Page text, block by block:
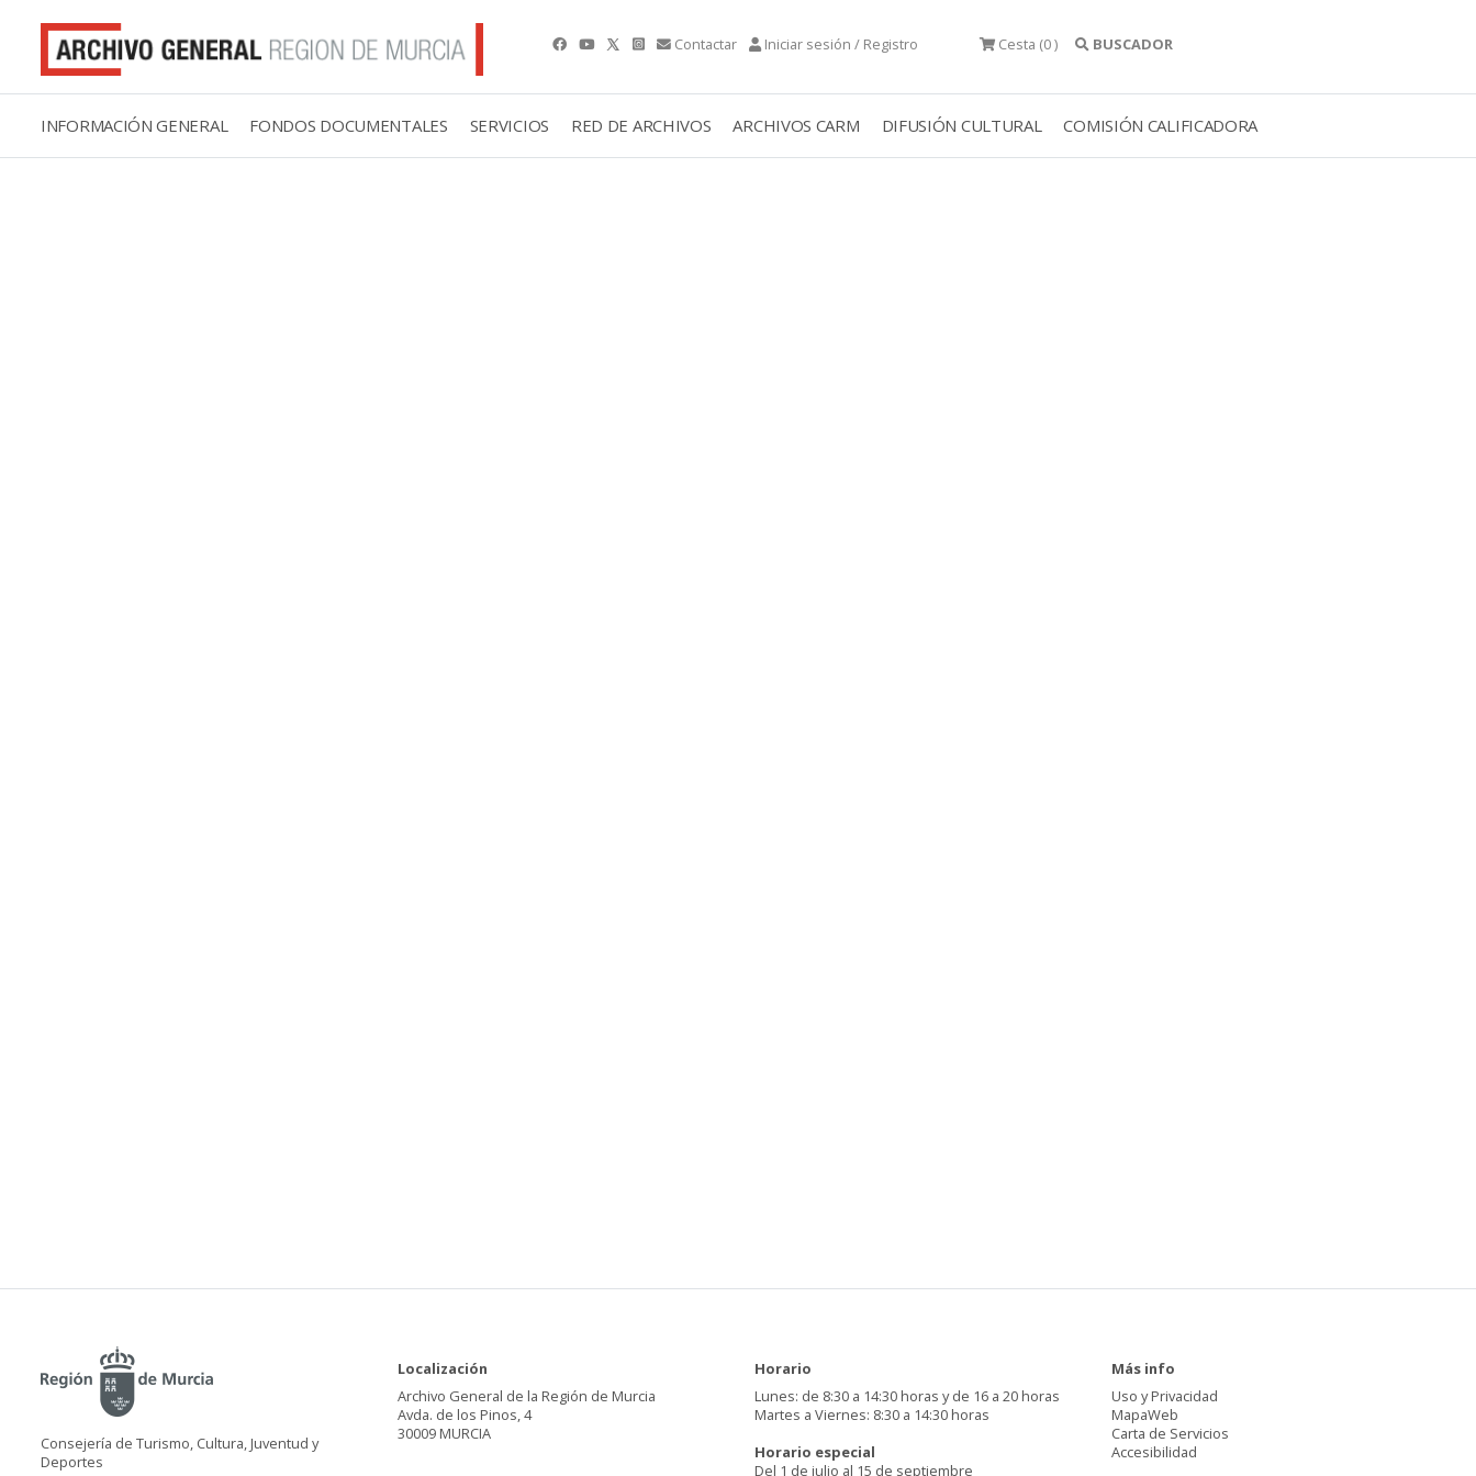
Contactar Iniciar sesión / Registro Cesta (0 ) BUSCADOR
INFORMACIÓN GENERAL FONDOS DOCUMENTALES SERVICIOS RED DE ARCHIVOS ARCHIVOS CARM DIFUSIÓN CULTURAL COMISIÓN CALIFICADORA
Consejería de Turismo, Cultura, Juventud y
Deportes
Localización
Archivo General de la Región de Murcia
Avda. de los Pinos, 4
30009 MURCIA
Horario
Lunes: de 8:30 a 14:30 horas y de 16 a 20 horas
Martes a Viernes: 8:30 a 14:30 horas
Horario especial
Del 1 de julio al 15 de septiembre
Más info
Uso y Privacidad
MapaWeb
Carta de Servicios
Accesibilidad